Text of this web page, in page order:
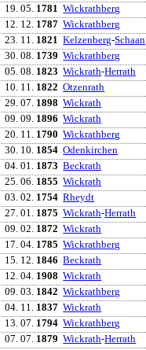
19. 05. 1781 Wickrathberg
12. 12. 1787 Wickrathberg
23. 11. 1821 Kelzenberg-Schaan
30. 08. 1739 Wickrathberg
05. 08. 1823 Wickrath-Herrath
10. 11. 1822 Otzenrath
29. 07. 1898 Wickrath
09. 09. 1896 Wickrath
20. 11. 1790 Wickrathberg
30. 10. 1854 Odenkirchen
04. 01. 1873 Beckrath
25. 06. 1855 Wickrath
03. 02. 1754 Rheydt
27. 01. 1875 Wickrath-Herrath
09. 02. 1872 Wickrath
17. 04. 1785 Wickrathberg
15. 12. 1846 Beckrath
12. 04. 1908 Wickrath
09. 03. 1842 Wickrathberg
04. 11. 1837 Wickrath
13. 07. 1794 Wickrathberg
07. 07. 1879 Wickrath-Herrath